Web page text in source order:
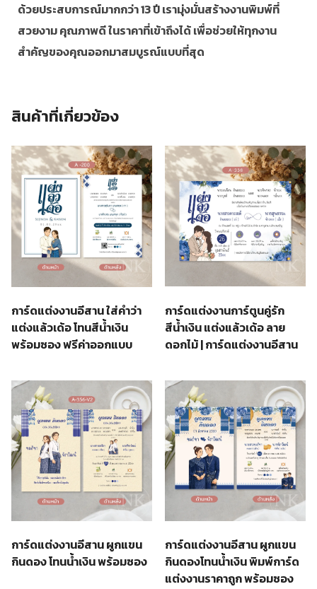
ด้วยประสบการณ์มากกว่า 13 ปี เรามุ่งมั่นสร้างงานพิมพ์ที่
สวยงาม คุณภาพดี ในราคาที่เข้าถึงได้ เพื่อช่วยให้ทุกงาน
สำคัญของคุณออกมาสมบูรณ์แบบที่สุด
สินค้าที่เกี่ยวข้อง
การ์ดแต่งงานอีสาน ใส่คำว่า
แต่งแล้วเด้อ โทนสีน้ำเงิน
พร้อมซอง ฟรีค่าออกแบบ
การ์ดแต่งงานการ์ตูนคู่รัก
สีน้ำเงิน แต่งแล้วเด้อ ลาย
ดอกไม้ | การ์ดแต่งงานอีสาน
การ์ดแต่งงานอีสาน ผูกแขน
กินดอง โทนน้ำเงิน พร้อมซอง
การ์ดแต่งงานอีสาน ผูกแขน
กินดองโทนน้ำเงิน พิมพ์การ์ด
แต่งงานราคาถูก พร้อมซอง